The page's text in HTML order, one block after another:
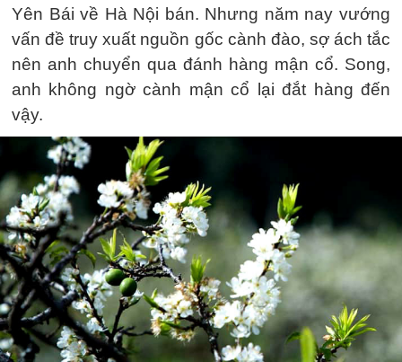
Yên Bái về Hà Nội bán. Nhưng năm nay vướng
vấn đề truy xuất nguồn gốc cành đào, sợ ách tắc
nên anh chuyển qua đánh hàng mận cổ. Song,
anh không ngờ cành mận cổ lại đắt hàng đến
vậy.